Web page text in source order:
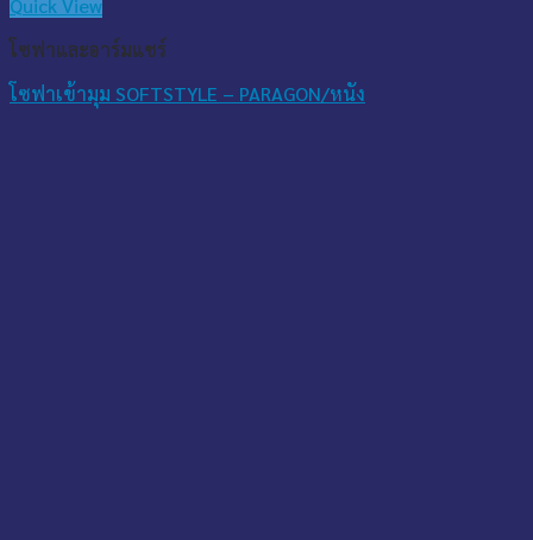
Quick View
โซฟาและอาร์มแชร์
โซฟาเข้ามุม SOFTSTYLE – PARAGON/หนัง